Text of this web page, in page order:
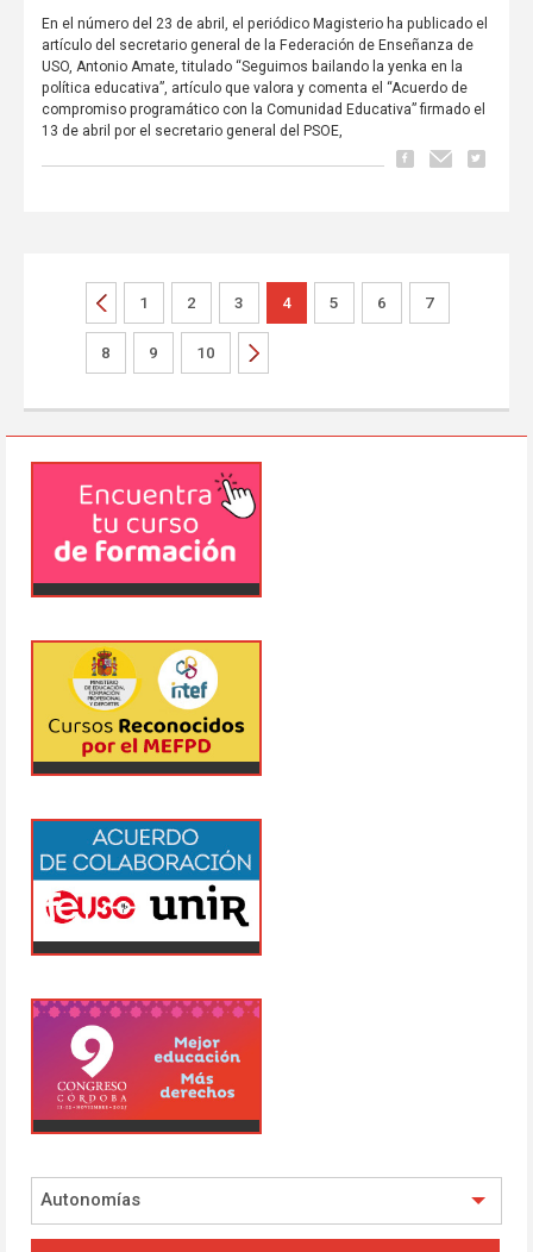
En el número del 23 de abril, el periódico Magisterio ha publicado el
artículo del secretario general de la Federación de Enseñanza de
USO, Antonio Amate, titulado “Seguimos bailando la yenka en la
política educativa”, artículo que valora y comenta el “Acuerdo de
compromiso programático con la Comunidad Educativa” firmado el
13 de abril por el secretario general del PSOE,
1 2 3 4 5 6 7
8 9 10
Autonomías